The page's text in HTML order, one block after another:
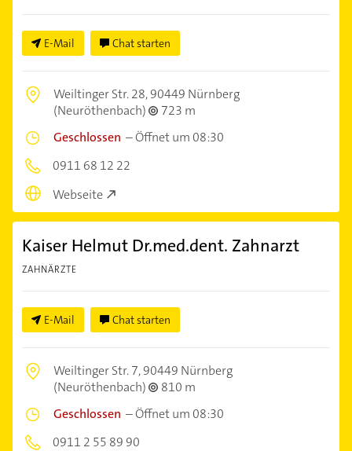
E-Mail Chat starten
Weiltinger Str. 28,90449 Nürnberg
(Neuröthenbach)
723 m
Geschlossen –Öffnet um 08:30
0911 68 12 22
Webseite
Kaiser Helmut Dr.med.dent. Zahnarzt
ZAHNÄRZTE
E-Mail Chat starten
Weiltinger Str. 7,90449 Nürnberg
(Neuröthenbach)
810 m
Geschlossen –Öffnet um 08:30
0911 2 55 89 90